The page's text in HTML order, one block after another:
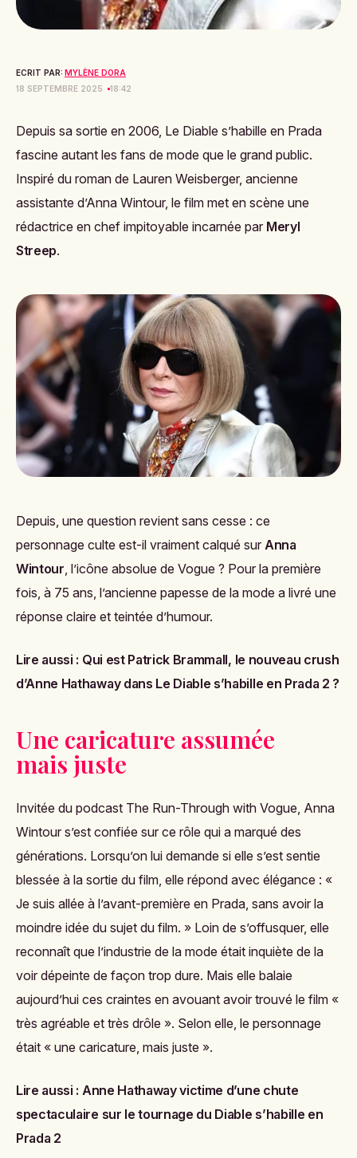
ECRIT PAR: MYLÈNE DORA
18 SEPTEMBRE 2025
18:42
Depuis sa sortie en 2006, Le Diable s’habille en Prada
fascine autant les fans de mode que le grand public.
Inspiré du roman de Lauren Weisberger, ancienne
assistante d’Anna Wintour, le film met en scène une
rédactrice en chef impitoyable incarnée par Meryl
Streep.
Depuis, une question revient sans cesse : ce
personnage culte est-il vraiment calqué sur Anna
Wintour, l’icône absolue de Vogue ? Pour la première
fois, à 75 ans, l’ancienne papesse de la mode a livré une
réponse claire et teintée d’humour.
Lire aussi : Qui est Patrick Brammall, le nouveau crush
d’Anne Hathaway dans Le Diable s’habille en Prada 2 ?
Une caricature assumée
mais juste
Invitée du podcast The Run-Through with Vogue, Anna
Wintour s’est confiée sur ce rôle qui a marqué des
générations. Lorsqu’on lui demande si elle s’est sentie
blessée à la sortie du film, elle répond avec élégance : «
Je suis allée à l’avant-première en Prada, sans avoir la
moindre idée du sujet du film. » Loin de s’offusquer, elle
reconnaît que l’industrie de la mode était inquiète de la
voir dépeinte de façon trop dure. Mais elle balaie
aujourd’hui ces craintes en avouant avoir trouvé le film «
très agréable et très drôle ». Selon elle, le personnage
était « une caricature, mais juste ».
Lire aussi : Anne Hathaway victime d’une chute
spectaculaire sur le tournage du Diable s’habille en
Prada 2